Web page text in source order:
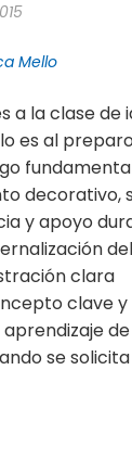
Mello
a la clase de
es al
decorativo,
y apoyo
clara
clave y
se solicita